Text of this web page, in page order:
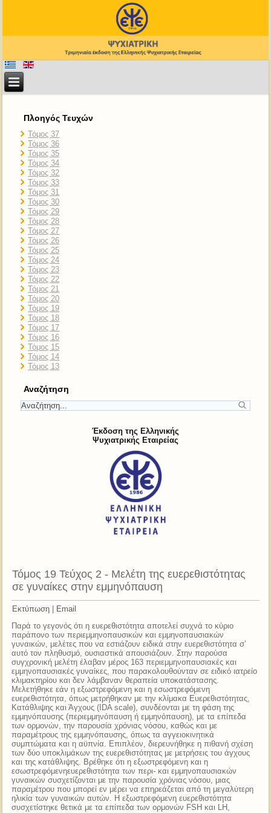
Πλοηγός Τευχών
Τόμος 37
Τόμος 36
Τόμος 35
Τόμος 34
Τόμος 32
Τόμος 33
Τόμος 31
Τόμος 30
Τόμος 29
Τόμος 28
Τόμος 27
Τόμος 26
Τόμος 25
Τόμος 24
Τόμος 23
Τόμος 22
Τόμος 21
Τόμος 20
Τόμος 19
Τόμος 18
Τόμος 17
Τόμος 16
Τόμος 15
Τόμος 14
Τόμος 13
Αναζήτηση
Έκδοση της Ελληνικής
Ψυχιατρικής Εταιρείας
Τόμος 19 Τεύχος 2 - Μελέτη της ευερεθιστότητας
σε γυναίκες στην εμμηνόπαυση
Εκτύπωση | Email
Παρά το γεγονός ότι η ευερεθιστότητα αποτελεί συχνά το κύριο
παράπονο των περιεμμηνοπαυσικών και εμμηνοπαυσιακών
γυναικών, μελέτες που να εστιάζουν ειδικά στην ευερεθιστότητα σ’
αυτό τον πληθυσμό, ουσιαστικά απουσιάζουν. Στην παρούσα
συγχρονική μελέτη έλαβαν μέρος 163 περιεμμηνοπαυσιακές και
εμμηνοπαυσιακές γυναίκες, που παρακολουθούνταν σε ειδικό ιατρείο
κλιμακτηρίου και δεν λάμβαναν θεραπεία υποκατάστασης.
Μελετήθηκε εάν η εξωστρεφόμενη και η εσωστρεφόμενη
ευερεθιστότητα, όπως μετρήθηκαν με την κλίμακα Ευερεθιστότητας,
Κατάθλιψης και Άγχους (IDA scale), συνδέονται με τη φάση της
εμμηνόπαυσης (περιεμμηνόπαυση ή εμμηνόπαυση), με τα επίπεδα
των ορμονών, την παρουσία χρόνιας νόσου, καθώς και με
παραμέτρους της εμμηνόπαυσης, όπως τα αγγειοκινητικά
συμπτώματα και η αϋπνία. Επιπλέον, διερευνήθηκε η πιθανή σχέση
των δύο υποκλιμάκων της ευερεθιστότητας με μετρήσεις του άγχους
και της κατάθλιψης. Βρέθηκε ότι η εξωστρεφόμενη και η
εσωστρεφόμενηευερεθιστότητα των περι- και εμμηνοπαυσιακών
γυναικών συσχετίζονται με την παρουσία χρόνιας νόσου, μιας
παραμέτρου που μπορεί εν μέρει να επηρεάζεται από τη μεγαλύτερη
ηλικία των γυναικών αυτών. Η εξωστρεφόμενη ευερεθιστότητα
συσχετίστηκε θετικά με τα επίπεδα των ορμονών FSH και LH,